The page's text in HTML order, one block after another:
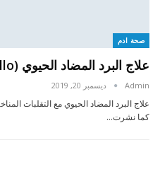
صحة ادم
علاج البرد المضاد الحيوي (Oscillo) يستخدمه كل أفراد…
Admin ديسمبر 20, 2019
علاج البرد المضاد الحيوي مع التقلبات
كما نشرت…